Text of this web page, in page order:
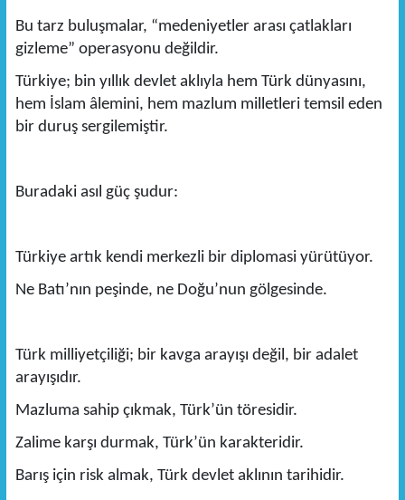
Bu tarz buluşmalar, “medeniyetler arası çatlakları
gizleme” operasyonu değildir.
Türkiye; bin yıllık devlet aklıyla hem Türk dünyasını,
hem İslam âlemini, hem mazlum milletleri temsil eden
bir duruş sergilemiştir.
Buradaki asıl güç şudur:
Türkiye artık kendi merkezli bir diplomasi yürütüyor.
Ne Batı’nın peşinde, ne Doğu’nun gölgesinde.
Türk milliyetçiliği; bir kavga arayışı değil, bir adalet
arayışıdır.
Mazluma sahip çıkmak, Türk’ün töresidir.
Zalime karşı durmak, Türk’ün karakteridir.
Barış için risk almak, Türk devlet aklının tarihidir.